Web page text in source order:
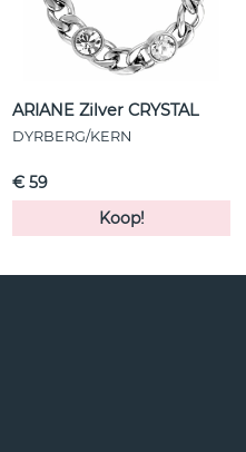
ARIANE Zilver CRYSTAL
DYRBERG/KERN
€ 59
Koop!